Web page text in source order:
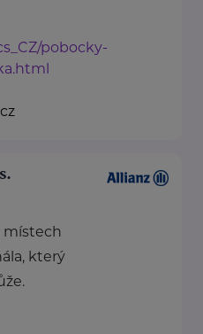
pobocky-
místech
který